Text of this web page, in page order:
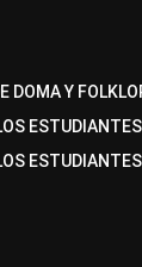
DOMA Y
ESTUDIANTES
ESTUDIANTES